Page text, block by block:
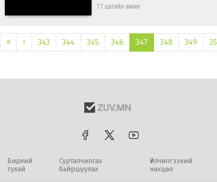
17 цагийн өмнө
343 344 345 346 347 348 349
Бидний
тухай
Сурталчилгаа
байршуулах
Үйлчилгээний
нөхцөл